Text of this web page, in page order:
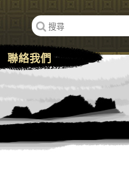
聯絡我們